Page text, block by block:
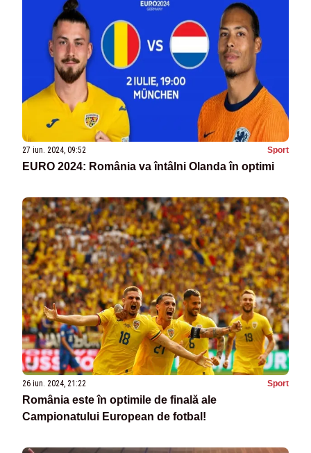
27 iun. 2024, 09:52 Sport
EURO 2024: România va întâlni Olanda în optimi
26 iun. 2024, 21:22 Sport
România este în optimile de finală ale
Campionatului European de fotbal!